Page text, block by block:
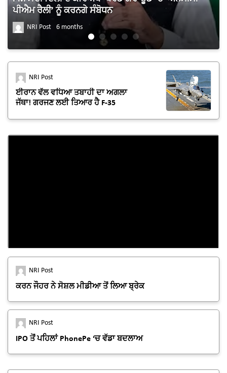
ਪੀਐਮ ਰੈਲੀ’ ਨੂੰ ਕਰਨਗੇ ਸੰਬੋਧਨ
NRI Post 6 months
NRI Post
ਈਰਾਨ ਵੱਲ ਵਧਿਆ ਤਬਾਹੀ ਦਾ ਅਗਲਾ
ਜੱਥਾ! ਗਰਜਣ ਲਈ ਤਿਆਰ ਹੈ F-35
NRI Post
ਕਰਨ ਜੌਹਰ ਨੇ ਸੋਸ਼ਲ ਮੀਡੀਆ ਤੋਂ ਲਿਆ ਬ੍ਰੇਕ
NRI Post
IPO ਤੋਂ ਪਹਿਲਾਂ PhonePe ‘ਚ ਵੱਡਾ ਬਦਲਾਅ